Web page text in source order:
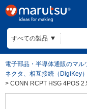
電子部品・半導体通販のマル
ネクタ、相互接続（DigiKey）
> CONN RCPT HSG 4POS